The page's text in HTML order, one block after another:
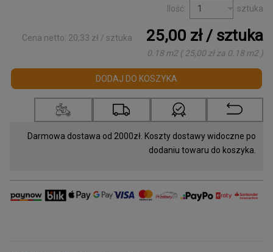
Mapy Świata
Akcesoria
Tablice w ramce
Korek dylatacyjny
Korki do butelek
Gumokorek
Ilość: sztuka
Cena netto: 20,33 zł / sztuka 25,00 zł/ sztuka
0.18 m2(25,00 złza 0.18 m2)
DODAJ DO KOSZYKA
Darmowa dostawa od 2000zł. Koszty dostawy widoczne po
dodaniu towaru do koszyka.